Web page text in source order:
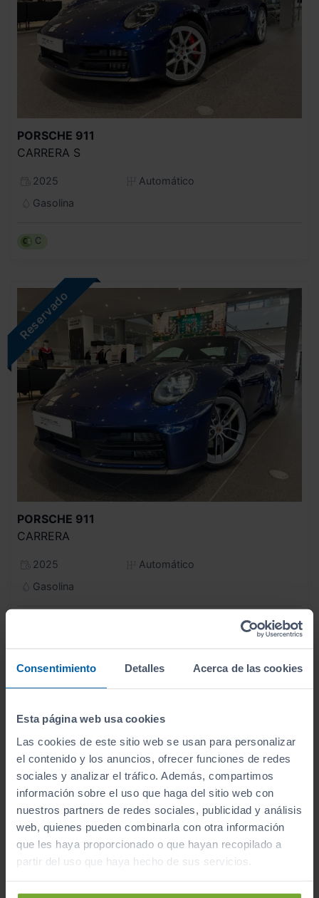
Consentimiento Detalles Acerca de las cookies
Esta página web usa cookies
Las cookies de este sitio web se usan para personalizar
el contenido y los anuncios, ofrecer funciones de redes
sociales y analizar el tráfico. Además, compartimos
información sobre el uso que haga del sitio web con
nuestros partners de redes sociales, publicidad y análisis
web, quienes pueden combinarla con otra información
que les haya proporcionado o que hayan recopilado a
partir del uso que haya hecho de sus servicios.
PORSCHE 911
CARRERA S
2025
Automático
Gasolina
C
PORSCHE 911
CARRERA
2025
Automático
Gasolina